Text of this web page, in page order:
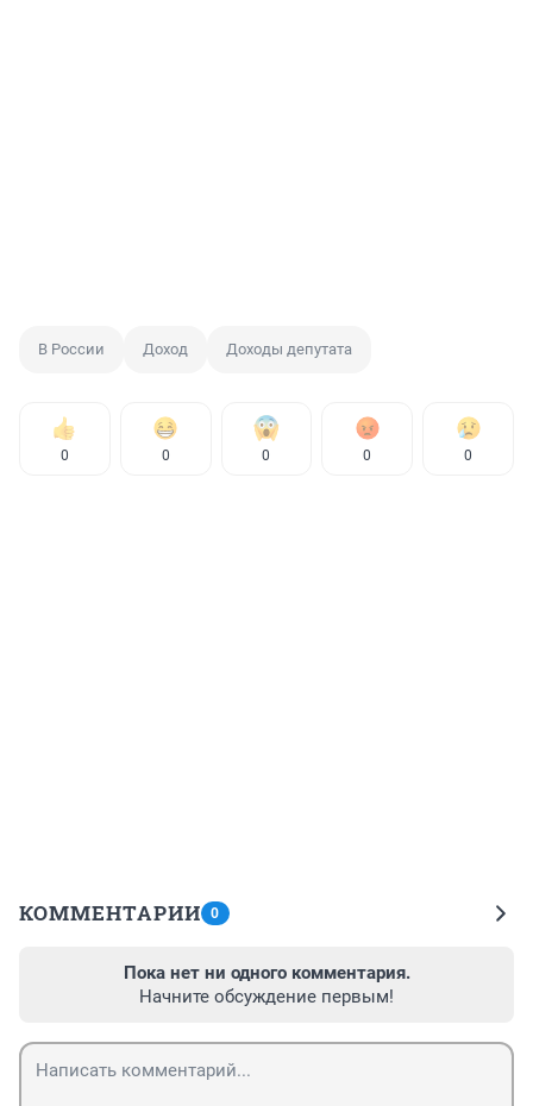
В России Доход Доходы депутата
0 0 0 0 0
КОММЕНТАРИИ 0
Пока нет ни одного комментария.
Начните обсуждение первым!